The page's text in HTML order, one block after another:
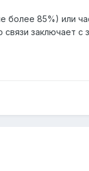
85%) или
заключает с